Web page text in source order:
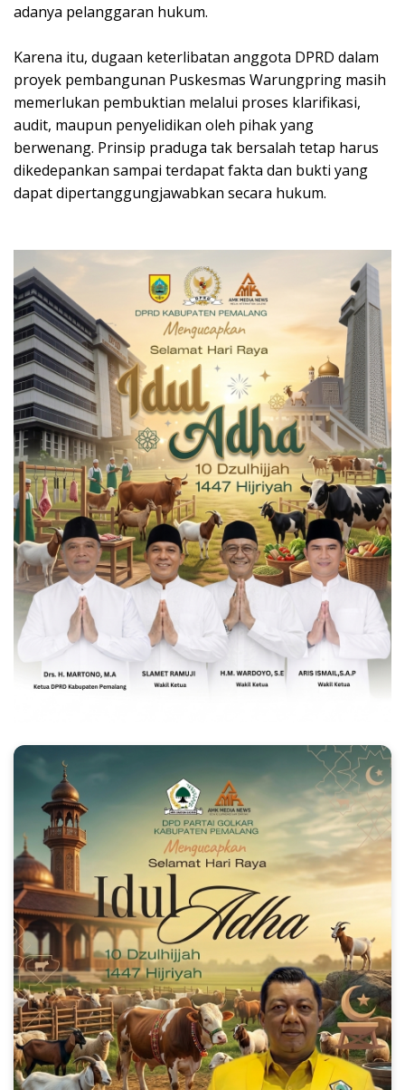
adanya pelanggaran hukum.
Karena itu, dugaan keterlibatan anggota DPRD dalam
proyek pembangunan Puskesmas Warungpring masih
memerlukan pembuktian melalui proses klarifikasi,
audit, maupun penyelidikan oleh pihak yang
berwenang. Prinsip praduga tak bersalah tetap harus
dikedepankan sampai terdapat fakta dan bukti yang
dapat dipertanggungjawabkan secara hukum.